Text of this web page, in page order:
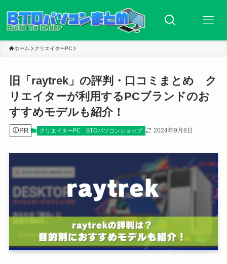
ホーム クリエイターPC
旧「raytrek」の評判・口コミまとめ ク
リエイターが利用するPCブランドのお
すすめモデルも紹介！
PR クリエイターPC BTOパソコンショップ 2024年9月8日